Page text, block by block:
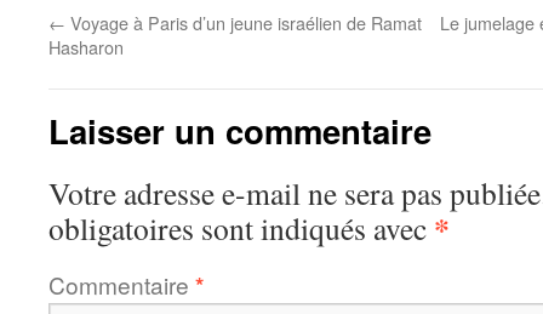
← Voyage à Paris d’un jeune israélien de Ramat
Hasharon
Le jumelage
Laisser un commentaire
Votre adresse e-mail ne sera pas
obligatoires sont indiqués avec *
Commentaire *